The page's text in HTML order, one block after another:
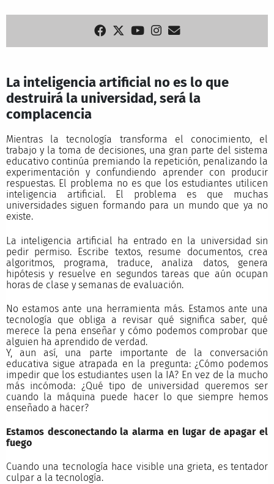
La inteligencia artificial no es lo que
destruirá la universidad, será la
complacencia
Mientras la tecnología transforma el conocimiento, el
trabajo y la toma de decisiones, una gran parte del sistema
educativo continúa premiando la repetición, penalizando la
experimentación y confundiendo aprender con producir
respuestas. El problema no es que los estudiantes utilicen
inteligencia artificial. El problema es que muchas
universidades siguen formando para un mundo que ya no
existe.
La inteligencia artificial ha entrado en la universidad sin
pedir permiso. Escribe textos, resume documentos, crea
algoritmos, programa, traduce, analiza datos, genera
hipótesis y resuelve en segundos tareas que aún ocupan
horas de clase y semanas de evaluación.
No estamos ante una herramienta más. Estamos ante una
tecnología que obliga a revisar qué significa saber, qué
merece la pena enseñar y cómo podemos comprobar que
alguien ha aprendido de verdad.
Y, aun así, una parte importante de la conversación
educativa sigue atrapada en la pregunta: ¿Cómo podemos
impedir que los estudiantes usen la IA? En vez de la mucho
más incómoda: ¿Qué tipo de universidad queremos ser
cuando la máquina puede hacer lo que siempre hemos
enseñado a hacer?
Estamos desconectando la alarma en lugar de apagar el
fuego
Cuando una tecnología hace visible una grieta, es tentador
culpar a la tecnología.